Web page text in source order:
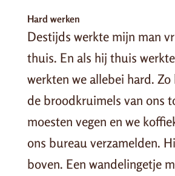
Hard werken
Destijds werkte mijn man
thuis. En als hij thuis
werkten we allebei hard.
de broodkruimels van ons
moesten vegen en we
ons bureau verzamelden.
boven. Een wandelingetje